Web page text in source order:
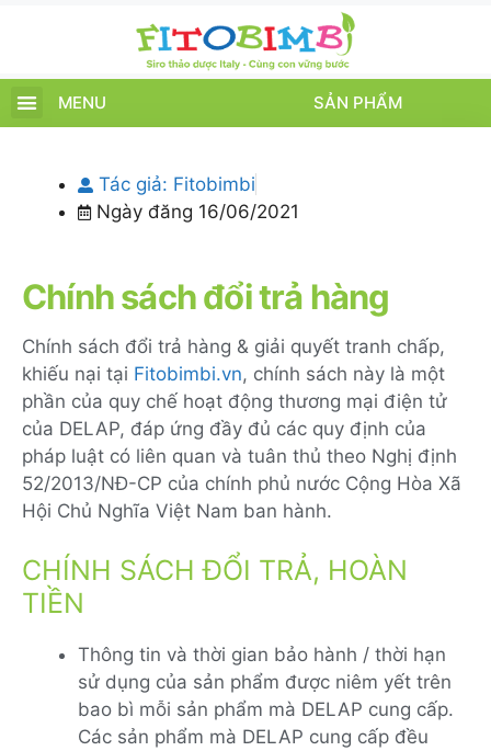
MENU SẢN PHẨM
Tác giả: Fitobimbi
Ngày đăng 16/06/2021
Chính sách đổi trả hàng
Chính sách đổi trả hàng & giải quyết tranh chấp,
khiếu nại tại Fitobimbi.vn, chính sách này là một
phần của quy chế hoạt động thương mại điện tử
của DELAP, đáp ứng đầy đủ các quy định của
pháp luật có liên quan và tuân thủ theo Nghị định
52/2013/NĐ-CP của chính phủ nước Cộng Hòa Xã
Hội Chủ Nghĩa Việt Nam ban hành.
CHÍNH SÁCH ĐỔI TRẢ, HOÀN
TIỀN
Thông tin và thời gian bảo hành / thời hạn
sử dụng của sản phẩm được niêm yết trên
bao bì mỗi sản phẩm mà DELAP cung cấp.
Các sản phẩm mà DELAP cung cấp đều